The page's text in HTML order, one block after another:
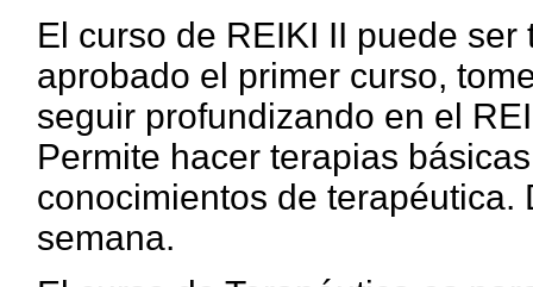
El curso de REIKI II puede
aprobado el primer curso,
seguir profundizando en el
Permite hacer terapias
conocimientos de
semana.